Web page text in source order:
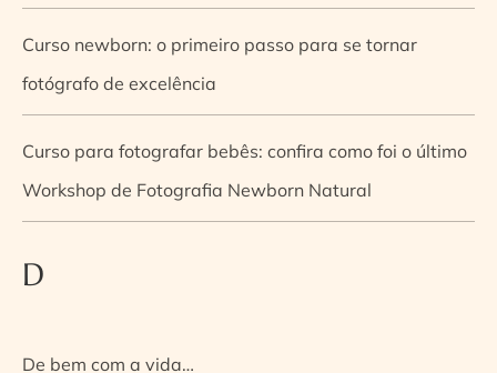
Curso newborn: o primeiro passo para se tornar
fotógrafo de excelência
Curso para fotografar bebês: confira como foi o último
Workshop de Fotografia Newborn Natural
D
De bem com a vida…